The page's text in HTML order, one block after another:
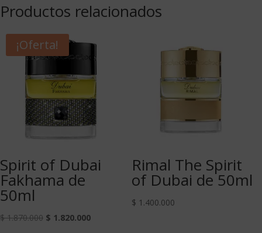
Productos relacionados
¡Oferta!
Spirit of Dubai
Fakhama de
50ml
$1.870.000 $ 1.820.000
Rimal The Spirit
of Dubai de 50ml
$ 1.400.000